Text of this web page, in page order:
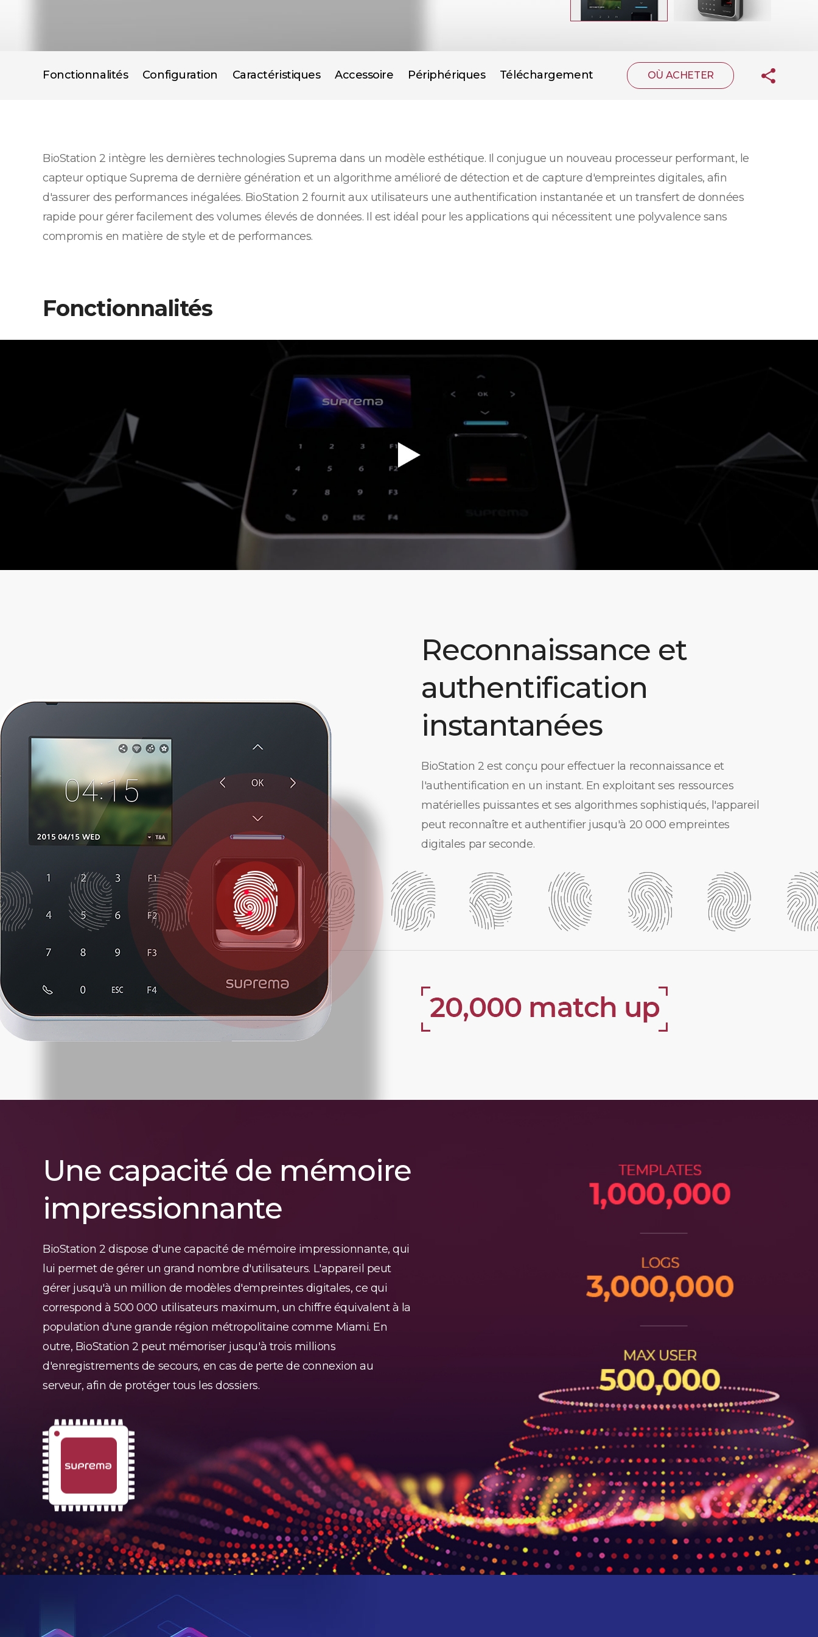
Fonctionnalités Configuration Caractéristiques Accessoire Périphériques Téléchargement OÙ ACHETER
BioStation 2 intègre les dernières technologies Suprema dans un modèle esthétique. Il conjugue un nouveau processeur performant, le
capteur optique Suprema de dernière génération et un algorithme amélioré de détection et de capture d'empreintes digitales, afin
d'assurer des performances inégalées. BioStation 2 fournit aux utilisateurs une authentification instantanée et un transfert de données
rapide pour gérer facilement des volumes élevés de données. Il est idéal pour les applications qui nécessitent une polyvalence sans
compromis en matière de style et de performances.
Fonctionnalités
Reconnaissance et
authentification
instantanées
BioStation 2 est conçu pour effectuer la reconnaissance et
l'authentification en un instant. En exploitant ses ressources
matérielles puissantes et ses algorithmes sophistiqués, l'appareil
peut reconnaître et authentifier jusqu'à 20 000 empreintes
digitales par seconde.
Une capacité de mémoire
impressionnante
BioStation 2 dispose d'une capacité de mémoire impressionnante, qui
lui permet de gérer un grand nombre d'utilisateurs. L'appareil peut
gérer jusqu'à un million de modèles d'empreintes digitales, ce qui
correspond à 500 000 utilisateurs maximum, un chiffre équivalent à la
population d'une grande région métropolitaine comme Miami. En
outre, BioStation 2 peut mémoriser jusqu'à trois millions
d'enregistrements de secours, en cas de perte de connexion au
serveur, afin de protéger tous les dossiers.